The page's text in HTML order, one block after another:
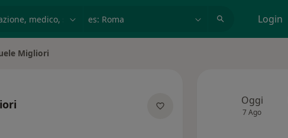
Login
Migliori
Oggi
7 Ago